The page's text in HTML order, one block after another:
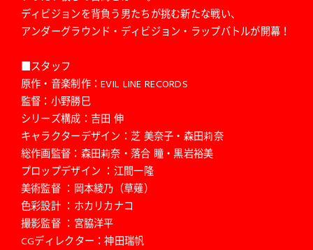
ディビジョンを背負う男たちが挑む新たな戦い、
アンダーグラウンド・ディビジョン・ラップバトルが開幕！
■スタッフ
原作・音楽制作：EVIL LINE RECORDS
監督：小野勝巳
シリーズ構成：吉田 伸
キャラクターデザイン：芝 美奈子・森田莉奈
総作画監督：森田莉奈・落合 瞳・黒岩裕美
プロップデザイン ：江間一隆
美術監督 ：岡本綾乃（草薙）
色彩設計 ：ホカリカナコ
撮影監督 ：宮脇洋平
CGディレクター：神田瑞帆